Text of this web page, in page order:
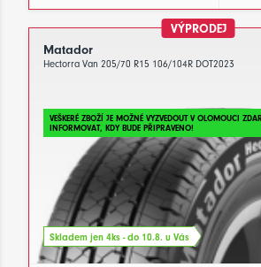
VÝPRODEJ
Matador
Hectorra Van 205/70 R15 106/104R DOT2023
VEŠKERÉ ZBOŽÍ JE MOŽNÉ VYZVEDOUT V OLOMOUCI
INFORMOVAT, KDY BUDE PŘIPRAVENO!
Skladem jen 4ks - do 10.8. u Vás